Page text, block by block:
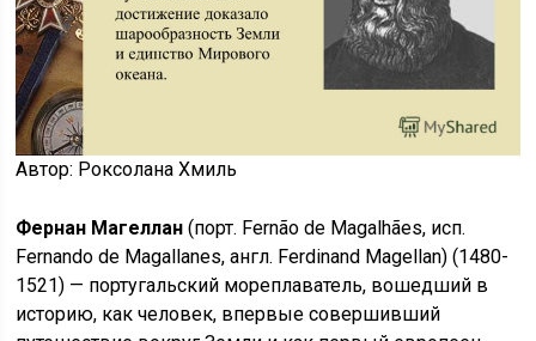
Автор: Роксолана Хмиль
Фернан Магеллан (порт. Fernão de Magalhães, исп.
Fernando de Magallanes, англ. Ferdinand Magellan) (1480-
1521) — португальский мореплаватель, вошедший в
историю, как человек, впервые совершивший